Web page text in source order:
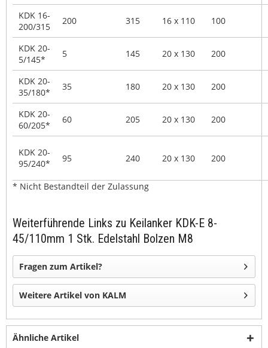
KDK 16-
200/315
200 315 16 x 110 100
KDK 20-
5/145*
5 145 20 x 130 200
KDK 20-
35/180*
35 180 20 x 130 200
KDK 20-
60/205*
60 205 20 x 130 200
KDK 20-
95/240*
95 240 20 x 130 200
* Nicht Bestandteil der Zulassung
Weiterführende Links zu Keilanker KDK-E 8-
45/110mm 1 Stk. Edelstahl Bolzen M8
Fragen zum Artikel?
Weitere Artikel von KALM
Ähnliche Artikel